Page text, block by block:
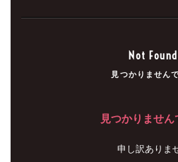
Not
見つかりません
見つかりません
申し訳ありま